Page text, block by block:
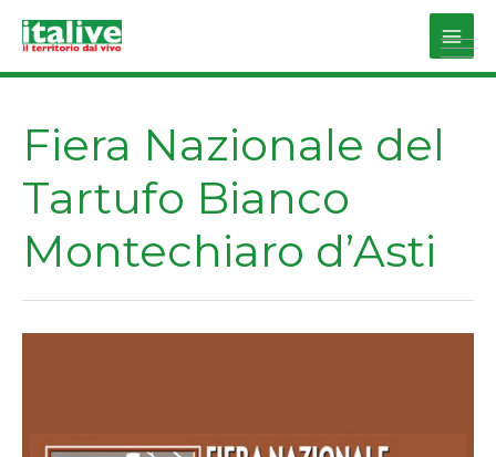
Main
Fiera Nazionale del
Tartufo Bianco
Montechiaro d’Asti